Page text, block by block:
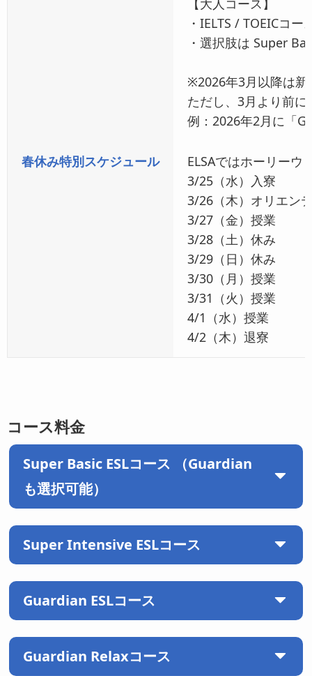
【大人コース】
・IELTS / TOEICコー
・選択肢は Super
※2026年3月以降は新
ただし、3月より前
例：2026年2月に「
春休み特別スケジュール
ELSAではホーリー
3/25（水）入寮
3/26（木）オリエン
3/27（金）授業
3/28（土）休み
3/29（日）休み
3/30（月）授業
3/31（火）授業
4/1（水）授業
4/2（木）退寮
コース料金
Super Basic ESLコース （Guardian
も選択可能）
Super Intensive ESLコース
Guardian ESLコース
Guardian Relaxコース